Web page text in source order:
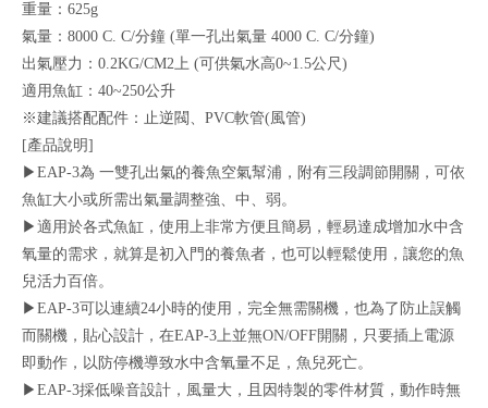
重量：625g
氣量：8000 C. C/分鐘 (單一孔出氣量 4000 C. C/分鐘)
出氣壓力：0.2KG/CM2上 (可供氣水高0~1.5公尺)
適用魚缸：40~250公升
※建議搭配配件：止逆閥、PVC軟管(風管)
[產品說明]
▶EAP-3為 一雙孔出氣的養魚空氣幫浦，附有三段調節開關，可依
魚缸大小或所需出氣量調整強、中、弱。
▶適用於各式魚缸，使用上非常方便且簡易，輕易達成增加水中含
氧量的需求，就算是初入門的養魚者，也可以輕鬆使用，讓您的魚
兒活力百倍。
▶EAP-3可以連續24小時的使用，完全無需關機，也為了防止誤觸
而關機，貼心設計，在EAP-3上並無ON/OFF開關，只要插上電源
即動作，以防停機導致水中含氧量不足，魚兒死亡。
▶EAP-3採低噪音設計，風量大，且因特製的零件材質，動作時無